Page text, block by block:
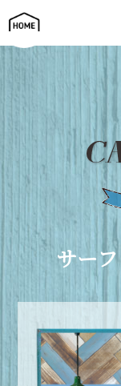
カリフォルニアス
サー